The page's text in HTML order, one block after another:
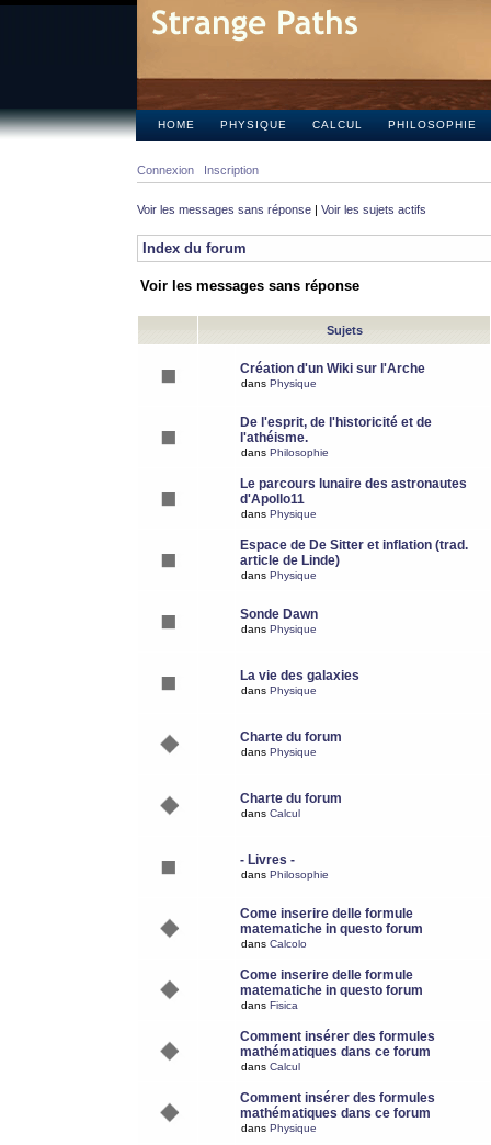
HOME PHYSIQUE CALCUL PHILOSOPHIE
Connexion Inscription
Voir les messages sans réponse | Voir les sujets actifs
Index du forum
Voir les messages sans réponse
Sujets
Création d'un Wiki sur l'Arche
dans Physique
De l'esprit, de l'historicité et de
l'athéisme.
dans Philosophie
Le parcours lunaire des astronautes
d'Apollo11
dans Physique
Espace de De Sitter et inflation (trad.
article de Linde)
dans Physique
Sonde Dawn
dans Physique
La vie des galaxies
dans Physique
Charte du forum
dans Physique
Charte du forum
dans Calcul
- Livres -
dans Philosophie
Come inserire delle formule
matematiche in questo forum
dans Calcolo
Come inserire delle formule
matematiche in questo forum
dans Fisica
Comment insérer des formules
mathématiques dans ce forum
dans Calcul
Comment insérer des formules
mathématiques dans ce forum
dans Physique